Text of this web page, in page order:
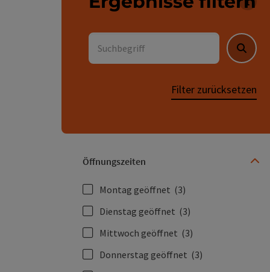
Für
Suchbegriff
Suchen
Filter zurücksetzen
Öffnungszeiten
Montag geöffnet (3)
Dienstag geöffnet (3)
Mittwoch geöffnet (3)
Donnerstag geöffnet (3)